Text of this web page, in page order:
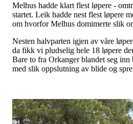
Melhus hadde klart flest løpere -
startet. Leik hadde nest flest løpere
om hvorfor Melhus domimerte slik
Nesten halvparten igjen av våre
da fikk vi pludselig hele 18 løpere
Bare to fra Orkanger blandet seg
med slik oppslutning av blide og